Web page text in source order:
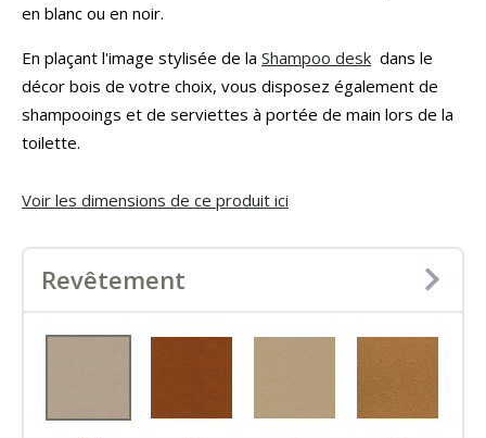
en blanc ou en noir.
En plaçant l'image stylisée de la Shampoo desk dans le
décor bois de votre choix, vous disposez également de
shampooings et de serviettes à portée de main lors de la
toilette.
Voir les dimensions de ce produit ici
Revêtement